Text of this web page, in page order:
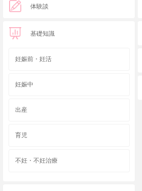
体験談
基礎知識
妊娠前・妊活
妊娠中
出産
育児
不妊・不妊治療